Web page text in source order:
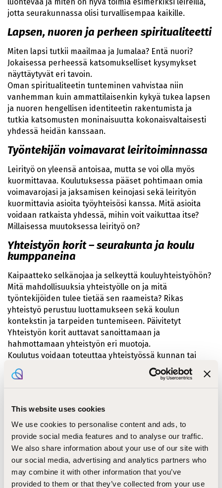
This website uses cookies
We use cookies to personalise content and ads, to
provide social media features and to analyse our traffic.
We also share information about your use of our site with
our social media, advertising and analytics partners who
may combine it with other information that you’ve
provided to them or that they’ve collected from your use
jotta seurakunnassa olisi turvallisempaa kaikille.
Lapsen, nuoren ja perheen spiritualiteetti
Miten lapsi tutkii maailmaa ja Jumalaa? Entä nuori?
Jokaisessa perheessä katsomukselliset kysymykset
näyttäytyvät eri tavoin.
Oman spiritualiteetin tunteminen vahvistaa niin
vanhemman kuin ammattilaisenkin kykyä tukea lapsen
ja nuoren hengellisen identiteetin rakentumista ja
tutkia katsomusten moninaisuutta kokonaisvaltaisesti
yhdessä heidän kanssaan.
Työntekijän voimavarat leiritoiminnassa
Leirityö on yleensä antoisaa, mutta se voi olla myös
kuormittavaa. Koulutuksessa pääset pohtimaan omia
voimavarojasi ja jaksamisen keinojasi sekä leirityön
kuormittavia asioita työyhteisösi kanssa. Mitä asioita
voidaan ratkaista yhdessä, mihin voit vaikuttaa itse?
Millaisessa muutoksessa leirityö on?
Yhteistyön korit – seurakunta ja koulu
kumppaneina
Kaipaatteko selkänojaa ja selkeyttä kouluyhteistyöhön?
Mitä mahdollisuuksia yhteistyölle on ja mitä
työntekijöiden tulee tietää sen raameista? Rikas
yhteistyö perustuu luottamukseen sekä koulun
kontekstin ja tarpeiden tuntemiseen. Päivitetyt
Yhteistyön korit auttavat sanoittamaan ja
hahmottamaan yhteistyön eri muotoja.
Koulutus voidaan toteuttaa yhteistyössä kunnan tai
useamman seurakunnan kanssa.
Nuoren seurakunnan veisukirja 2025
Tammikuussa 2025 ilmestynyt uusi veisukirja innostaa
klassikkolaulujen rinnalle nostetut uudet biisit ovat
koulutuksen keskeistä sisältöä. Koulutuksessa
tutustutaan uusiin NSV2025:n lauluihin hyödyntäen
monipuolisesti musiikkikasvatuksen pedagogisia
menetelmiä.